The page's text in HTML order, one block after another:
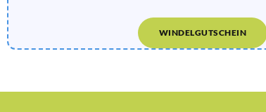
WINDELGUTSCHEIN